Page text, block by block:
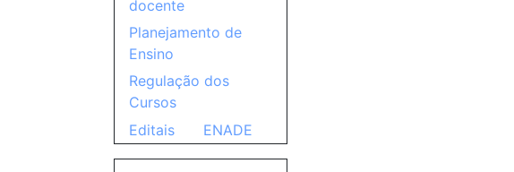
docente
Planejamento de
Ensino
Regulação dos
Cursos
Editais
ENADE